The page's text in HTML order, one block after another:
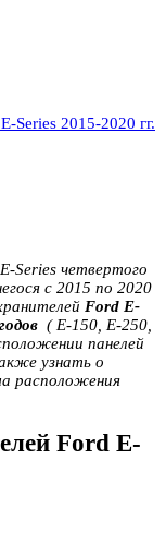
Series 2015-2020 гг.
Series четвертого
с 2015 по 2020
Ford E-
( Е-150, Е-250,
панелей
узнать о
расположения
Ford E-